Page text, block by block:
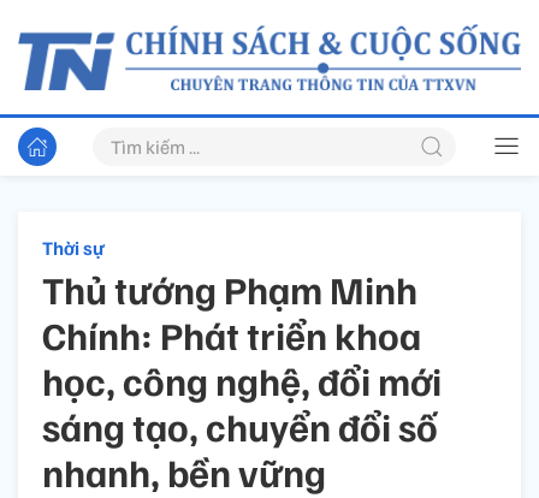
Thời sự
Thủ tướng Phạm Minh
Chính: Phát triển khoa
học, công nghệ, đổi mới
sáng tạo, chuyển đổi số
nhanh, bền vững